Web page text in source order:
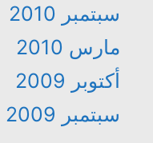
سبتمبر 2010
مارس 2010
أكتوبر 2009
سبتمبر 2009